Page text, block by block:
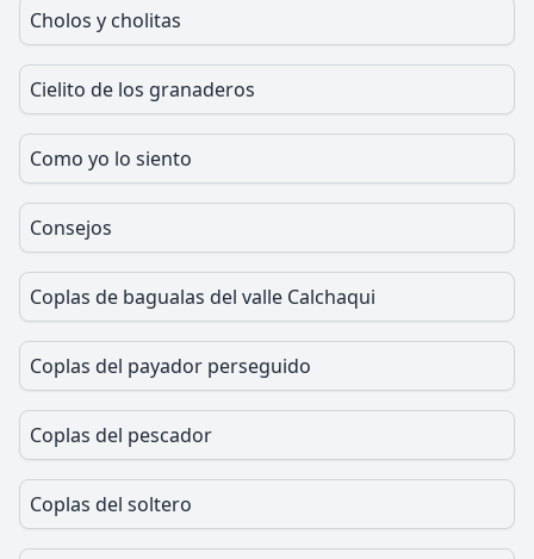
Cholos y cholitas
Cielito de los granaderos
Como yo lo siento
Consejos
Coplas de bagualas del valle Calchaqui
Coplas del payador perseguido
Coplas del pescador
Coplas del soltero